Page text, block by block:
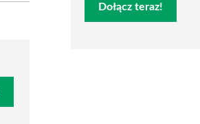
Dołącz teraz!